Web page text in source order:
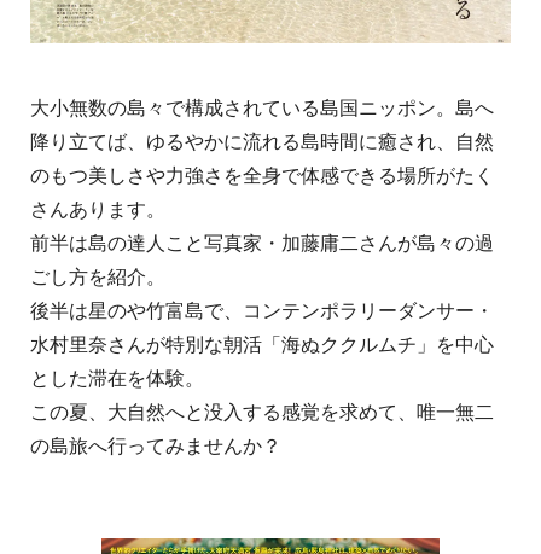
大小無数の島々で構成されている島国ニッポン。島へ
降り立てば、ゆるやかに流れる島時間に癒され、自然
のもつ美しさや力強さを全身で体感できる場所がたく
さんあります。
前半は島の達人こと写真家・加藤庸二さんが島々の過
ごし方を紹介。
後半は星のや竹富島で、コンテンポラリーダンサー・
水村里奈さんが特別な朝活「海ぬククルムチ」を中心
とした滞在を体験。
この夏、大自然へと没入する感覚を求めて、唯一無二
の島旅へ行ってみませんか？